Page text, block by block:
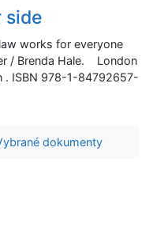
side
works for everyone
/ Brenda Hale. London
. ISBN 978-1-84792657-
dokumenty